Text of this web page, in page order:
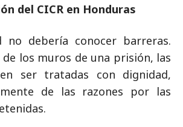
del CICR en Honduras
no debería conocer barreras.
los muros de una prisión, las
ser tratadas con dignidad,
de las razones por las